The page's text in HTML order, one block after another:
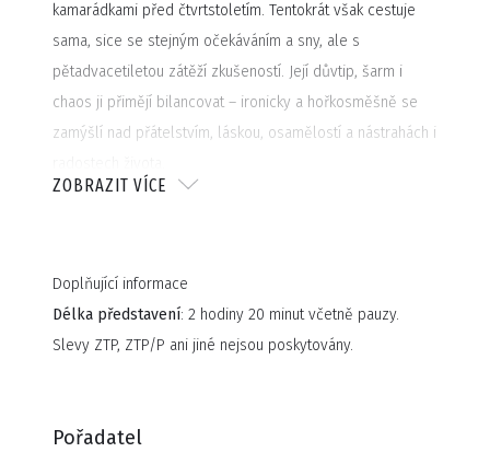
kamarádkami před čtvrtstoletím. Tentokrát však cestuje
sama, sice se stejným očekáváním a sny, ale s
pětadvacetiletou zátěží zkušeností. Její důvtip, šarm i
chaos ji přimějí bilancovat – ironicky a hořkosměšně se
zamýšlí nad přátelstvím, láskou, osamělostí a nástrahách i
ZOBRAZIT VÍCE
Doplňující informace
Délka představení: 2 hodiny 20 minut včetně pauzy.
Slevy ZTP, ZTP/P ani jiné nejsou poskytovány.
Pořadatel